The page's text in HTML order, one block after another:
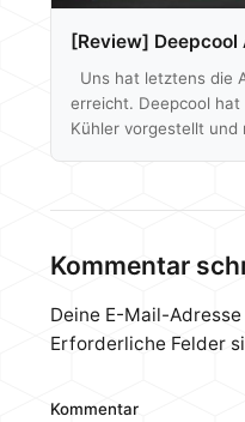
[Review] Deepcool
Uns hat letztens die
erreicht. Deepcool hat
Kühler vorgestellt
bzw. NH-D15S, den
haben wir bereits in
getestet. Aktuell wird
Kommentar
Deine E-Mail-
Erforderliche Felder
Kommentar